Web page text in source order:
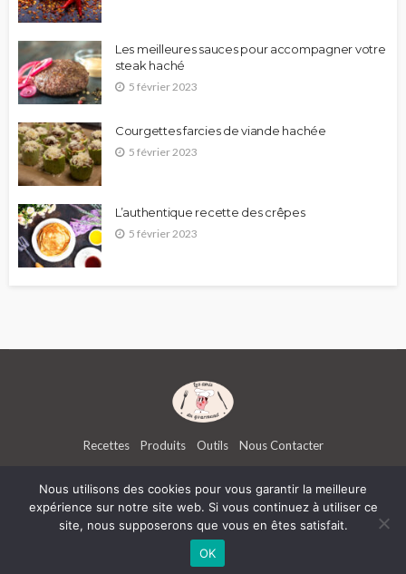
Les meilleures sauces pour accompagner votre
steak haché
5 février 2023
Courgettes farcies de viande hachée
5 février 2023
L’authentique recette des crêpes
5 février 2023
Recettes Produits Outils Nous Contacter
Les amis du Gourmand | ATK Interactive -
par l'agence de communication Kinic
Personnel
Nous utilisons des cookies pour vous garantir la meilleure
expérience sur notre site web. Si vous continuez à utiliser ce
site, nous supposerons que vous en êtes satisfait.
OK